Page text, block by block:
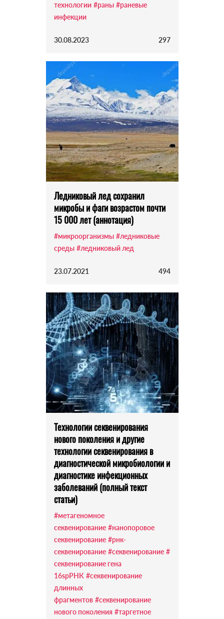
технологии #раны #раневые
инфекции
30.08.2023 297
Ледниковый лед сохранил
микробы и фаги возрастом почти
15 000 лет (аннотация)
#микроорганизмы #ледниковые
среды #ледниковый лед
23.07.2021 494
Технологии секвенирования
нового поколения и другие
технологии секвенирования в
диагностической микробиологии и
диагностике инфекционных
заболеваний (полный текст
статьи)
#метагеномное
секвенирование #нанопоровое
секвенирование #рнк-
секвенирование #секвенирование #
секвенирование гена
16sрРНК #секвенирование
длинных
фрагментов #секвенирование
нового поколения #таргетное